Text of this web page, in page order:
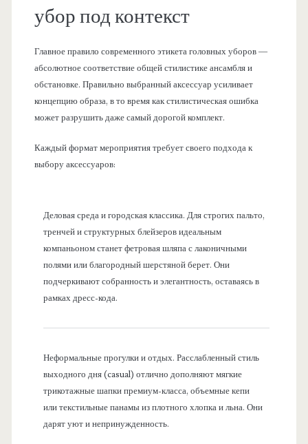
убор под контекст
Главное правило современного этикета головных уборов —
абсолютное соответствие общей стилистике ансамбля и
обстановке. Правильно выбранный аксессуар усиливает
концепцию образа, в то время как стилистическая ошибка
может разрушить даже самый дорогой комплект.
Каждый формат мероприятия требует своего подхода к
выбору аксессуаров:
Деловая среда и городская классика. Для строгих пальто,
тренчей и структурных блейзеров идеальным
компаньоном станет фетровая шляпа с лаконичными
полями или благородный шерстяной берет. Они
подчеркивают собранность и элегантность, оставаясь в
рамках дресс-кода.
Неформальные прогулки и отдых. Расслабленный стиль
выходного дня (casual) отлично дополняют мягкие
трикотажные шапки премиум-класса, объемные кепи
или текстильные панамы из плотного хлопка и льна. Они
дарят уют и непринужденность.